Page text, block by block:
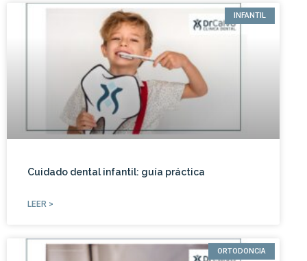
INFANTIL
Cuidado dental infantil: guía práctica
LEER >
ORTODONCIA